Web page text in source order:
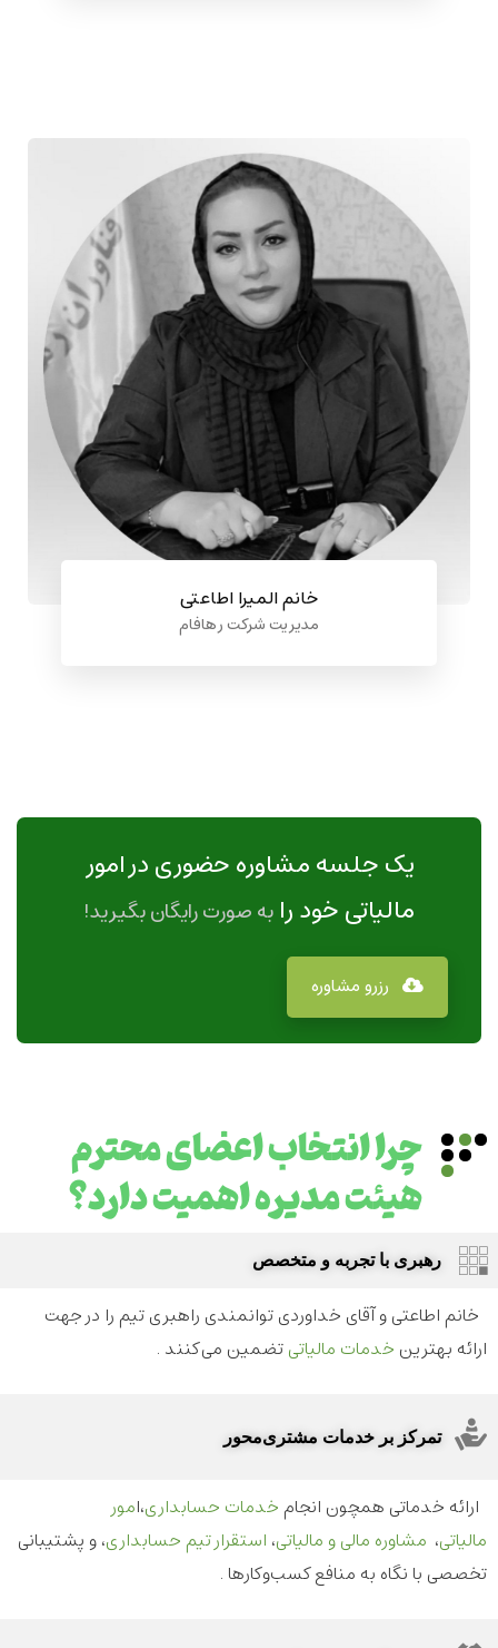
خانم المیرا اطاعتی
مدیریت شرکت ر هافام
یک جلسه مشاوره حضوری در امور
مالیاتی خود را به صورت رایگان بگیرید!
رزرو مشاوره
چرا انتخاب اعضای محترم
هیئت مدیره اهمیت دارد؟
رهبری با تجربه و متخصص
خانم اطاعتی و آقای خداوردی توانمندی راهبری تیم را در جهت
ارائه بهترین خدمات مالیاتیتضمین می‌کنند .
تمرکز بر خدمات مشتری‌محور
ارائه خدماتی همچون انجام خدمات حسابداری،امور
مالیاتی، مشاوره مالی و مالیاتی، استقرار تیم حسابداری، و پشتیبانی
تخصصی با نگاه به منافع کسب‌وکارها .